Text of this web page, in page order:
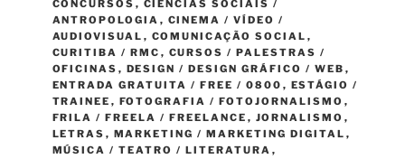
CONCURSOS , CIÊNCIAS SOCIAIS /
ANTROPOLOGIA , CINEMA / VÍDEO /
AUDIOVISUAL , COMUNICAÇÃO SOCIAL ,
CURITIBA / RMC , CURSOS / PALESTRAS /
OFICINAS , DESIGN / DESIGN GRÁFICO / WEB ,
ENTRADA GRATUITA / FREE / 0800 , ESTÁGIO /
TRAINEE , FOTOGRAFIA / FOTOJORNALISMO ,
FRILA / FREELA / FREELANCE , JORNALISMO ,
LETRAS , MARKETING / MARKETING DIGITAL ,
MÚSICA / TEATRO / LITERATURA ,